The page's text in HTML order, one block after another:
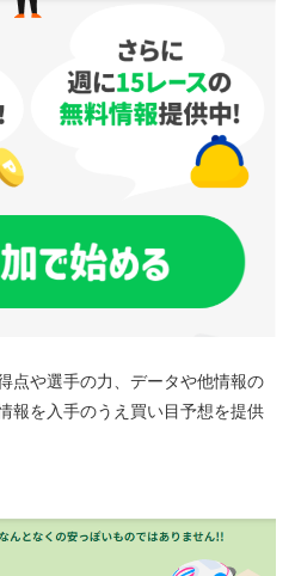
点や選手の力、データや他情報の
報を入手のうえ買い目予想を提供